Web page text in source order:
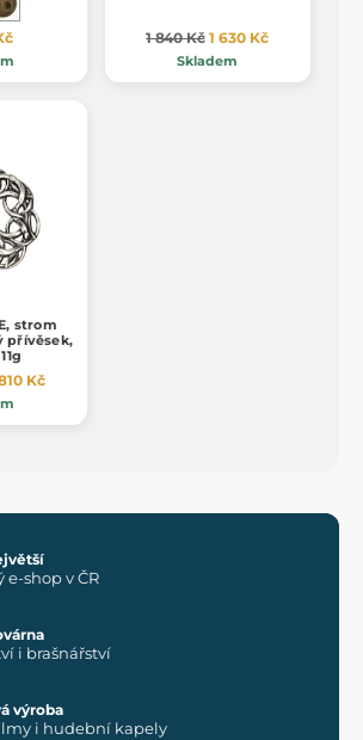
1 840 Kč 1 630 Kč
Skladem
strom
přívěsek,
Kč
e-shop v ČR
i brašnářství
výroba
i hudební kapely